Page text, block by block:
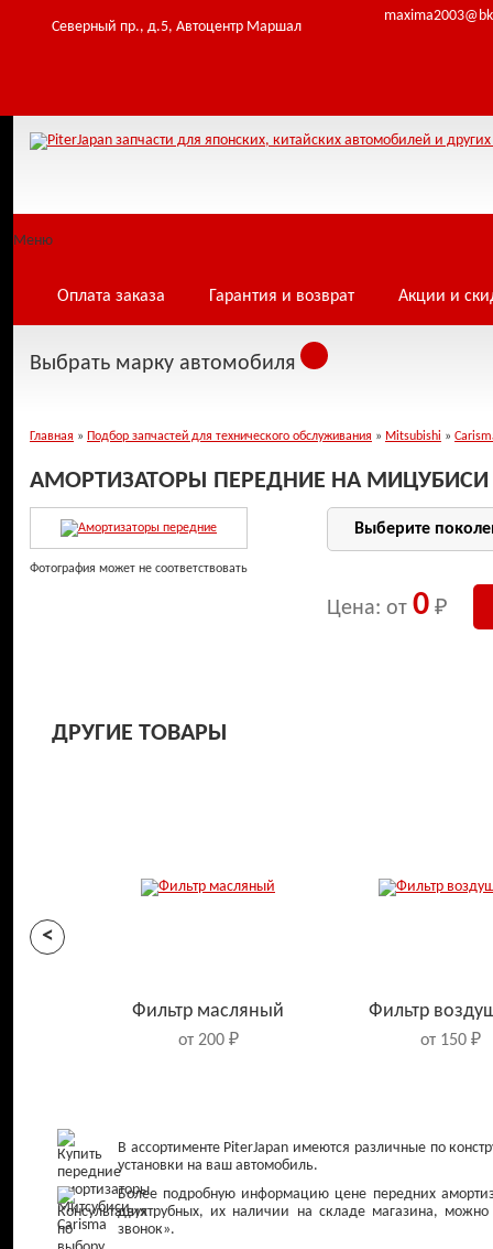
Северный пр., д.5, Автоцентр Маршал
Меню
Оплата заказа Гарантия и возврат Акции и
Выбрать марку автомобиля
Главная » Подбор запчастей для технического обслуживания » Mitsubishi »
АМОРТИЗАТОРЫ ПЕРЕДНИЕ НА МИЦУБИСИ
Фотография может не соответствовать
Цена: от 0 ₽
ДРУГИЕ ТОВАРЫ
<
Фильтр масляный
от 200 ₽
Фильтр
от 150 ₽
В ассортименте PiterJapan имеются различные по
установки на ваш автомобиль.
Более подробную информацию цене передних
двухтрубных, их наличии на складе магазина,
звонок».